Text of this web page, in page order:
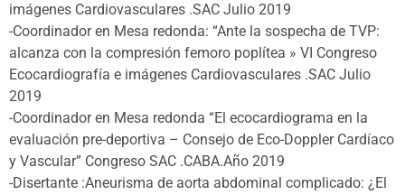
imágenes Cardiovasculares .SAC Julio 2019
-Coordinador en Mesa redonda: “Ante la sospecha de TVP:
alcanza con la compresión femoro poplítea » VI Congreso
Ecocardiografía e imágenes Cardiovasculares .SAC Julio
2019
-Coordinador en Mesa redonda “El ecocardiograma en la
evaluación pre-deportiva – Consejo de Eco-Doppler Cardíaco
y Vascular” Congreso SAC .CABA.Año 2019
-Disertante :Aneurisma de aorta abdominal complicado: ¿El